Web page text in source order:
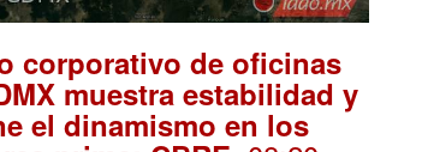
corporativo de oficinas
muestra estabilidad y
el dinamismo en los